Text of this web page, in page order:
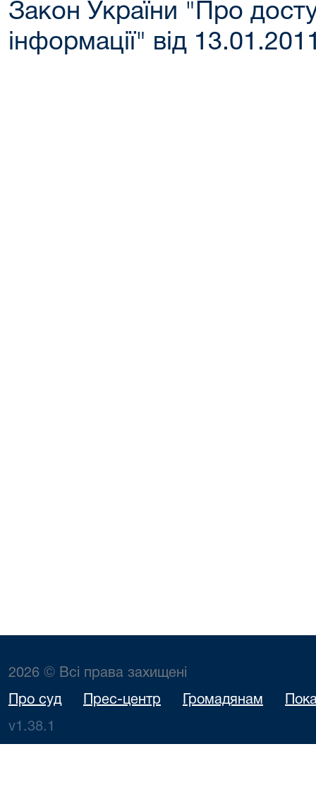
Закон України "Про
інформації" від
2026 © Всі права захищені
Про суд Прес-центр Громадянам
v1.38.1